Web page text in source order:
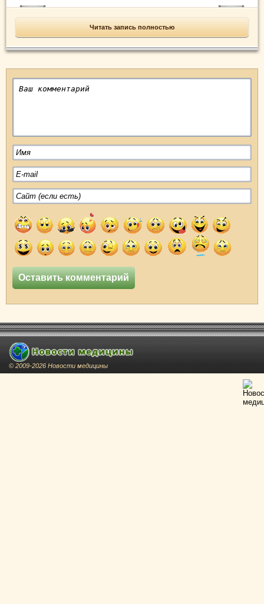
Читать запись полностью
© 2009-2026 Новости медицины